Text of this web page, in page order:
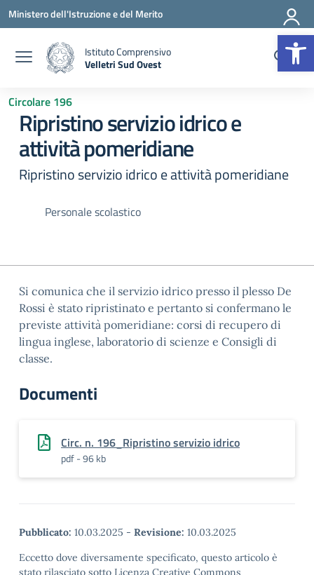
Vai ai contenuti
Vai al menu di navigazione
Vai al footer
Ministero dell'Istruzione e del Merito
Istituto Comprensivo
Velletri Sud Ovest
Circolare 196
Ripristino servizio idrico e
attività pomeridiane
Ripristino servizio idrico e attività pomeridiane
Personale scolastico
Si comunica che il servizio idrico presso il plesso De
Rossi è stato ripristinato e pertanto si confermano le
previste attività pomeridiane: corsi di recupero di
lingua inglese, laboratorio di scienze e Consigli di
classe.
Documenti
Circ. n. 196_Ripristino servizio idrico
pdf - 96 kb
Pubblicato: 10.03.2025 - Revisione: 10.03.2025
Eccetto dove diversamente specificato, questo articolo è
stato rilasciato sotto Licenza Creative Commons